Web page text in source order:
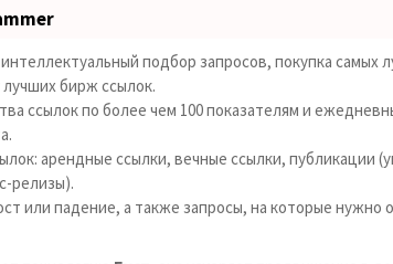
подбор запросов, покупка самых
бирж ссылок.
ссылок по более чем 100 показателям и
арендные ссылки, вечные ссылки, публикации
релизы).
или падение, а также запросы, на которые нужно